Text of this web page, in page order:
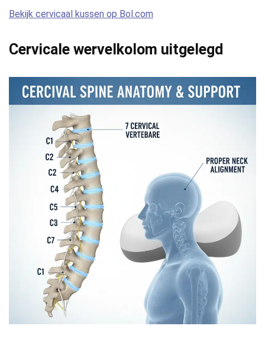
Bekijk cervicaal kussen op Bol.com
Cervicale wervelkolom uitgelegd